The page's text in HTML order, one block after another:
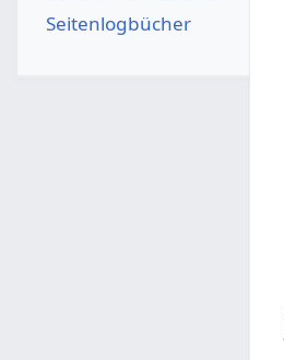
Seitenlogbücher